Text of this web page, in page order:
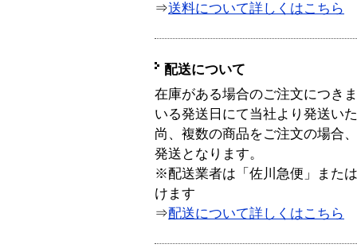
⇒送料について詳しくはこちら
配送について
在庫がある場合のご注文につき
いる発送日にて当社より発送い
尚、複数の商品をご注文の場合
発送となります。
※配送業者は「佐川急便」また
けます
⇒配送について詳しくはこちら